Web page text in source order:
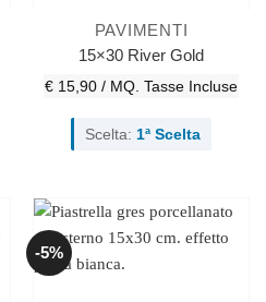
PAVIMENTI
15×30 River Gold
€ 15,90 / MQ. Tasse Incluse
Scelta: 1ª Scelta
-5%